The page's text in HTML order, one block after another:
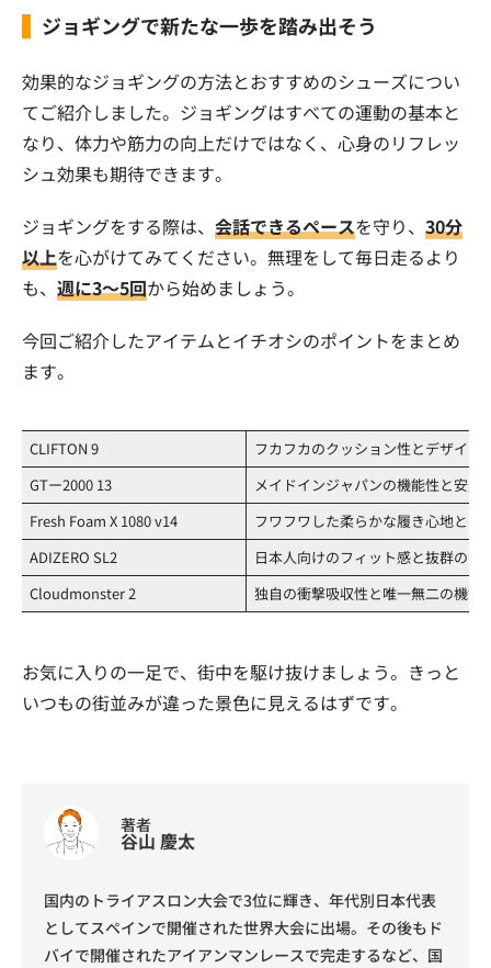
ジョギングで新たな一歩を踏み出そう
効果的なジョギングの方法とおすすめのシューズについ
てご紹介しました。ジョギングはすべての運動の基本と
なり、体力や筋力の向上だけではなく、心身のリフレッ
シュ効果も期待できます。
ジョギングをする際は、 会話できるペースを守り、 30分
以上を心がけてみてください。無理をして毎日走るより
も、 週に3〜5回から始めましょう。
今回ご紹介したアイテムとイチオシのポイントをまとめ
ます。
CLIFTON 9
フカフカのクッション性とデザイン
GTー2000 13
メイドインジャパンの機能性と安定
Fresh Foam X 1080 v14
フワフワした柔らかな履き心地とク
ADIZERO SL2
日本人向けのフィット感と抜群のサ
Cloudmonster 2
独自の衝撃吸収性と唯一無二の機能
お気に入りの一足で、街中を駆け抜けましょう。きっと
いつもの街並みが違った景色に見えるはずです。
著者
谷山 慶太
国内のトライアスロン大会で3位に輝き、年代別日本代表
としてスペインで開催された世界大会に出場。その後もド
バイで開催されたアイアンマンレースで完走するなど、国